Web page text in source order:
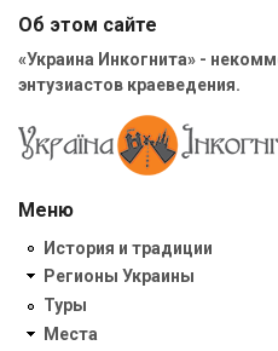
Об этом сайте
«Украина Инкогнита» -
энтузиастов краеведения.
Меню
История и традиции
Регионы Украины
Туры
Места